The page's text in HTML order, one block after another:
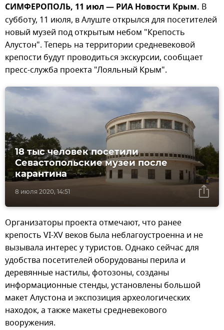
СИМФЕРОПОЛЬ, 11 июл — РИА Новости Крым. В
субботу, 11 июля, в Алуште открылся для посетителей
новый музей под открытым небом "Крепость
Алустон". Теперь на территории средневековой
крепости будут проводиться экскурсии, сообщает
пресс-служба проекта "Лояльный Крым".
8 июля 2020, 14:51
18 тыс человек посетили
Севастопольские музеи после
карантина
Организаторы проекта отмечают, что ранее
крепость VI-XV веков была неблагоустроенна и не
вызывала интерес у туристов. Однако сейчас для
удобства посетителей оборудованы перила и
деревянные настилы, фотозоны, созданы
информационные стенды, установлены большой
макет Алустона и экспозиция археологических
находок, а также макеты средневекового
вооружения.